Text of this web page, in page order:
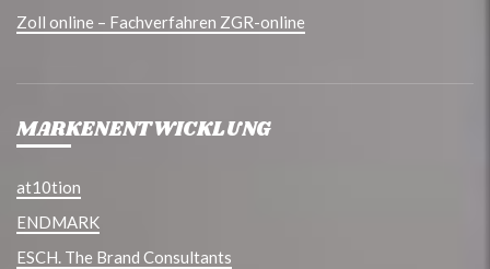
Zoll online – Fachverfahren ZGR-online
MARKENENTWICKLUNG
at10tion
ENDMARK
ESCH. The Brand Consultants